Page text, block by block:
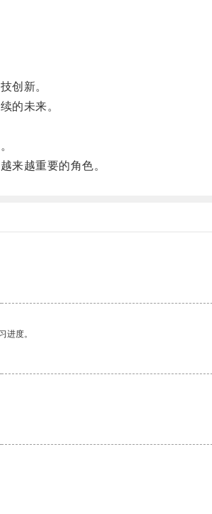
创新。
的未来。
来越重要的角色。
进度。